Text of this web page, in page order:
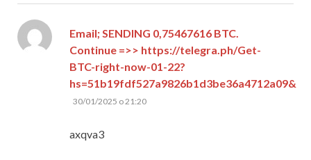
Email; SENDING 0,75467616 BTC.
Continue =>> https://telegra.ph/Get-
BTC-right-now-01-22?
hs=51b19fdf527a9826b1d3be36a4712a09&
pisze:
30/01/2025 o 21:20
axqva3